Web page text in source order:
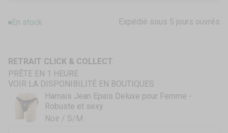
En stock Expédié sous 5 jours ouvrés
RETRAIT CLICK & COLLECT
PRÊTE EN 1 HEURE
VOIR LA DISPONIBILITÉ EN BOUTIQUES
Harnais Jean Epais Deluxe pour Femme -
Robuste et sexy
Noir / S/M